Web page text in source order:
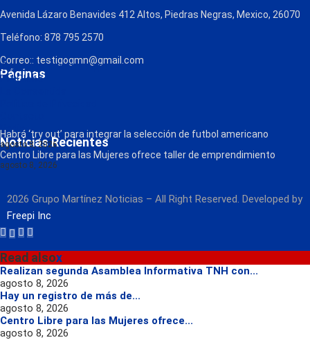
Avenida Lázaro Benavides 412 Altos, Piedras Negras, Mexico, 26070
Teléfono: 878 795 2570
Correo:: testigogmn@gmail.com
Páginas
¡Descarga nuestra App!
FM Globo
Radio
Noticias Recientes
Habrá ‘try out’ para integrar la selección de futbol americano
agosto 8, 2026
Centro Libre para las Mujeres ofrece taller de emprendimiento
agosto 8, 2026
2026 Grupo Martínez Noticias – All Right Reserved. Developed by
Freepi Inc
Read alsox
Realizan segunda Asamblea Informativa TNH con...
agosto 8, 2026
Hay un registro de más de...
agosto 8, 2026
Centro Libre para las Mujeres ofrece...
agosto 8, 2026